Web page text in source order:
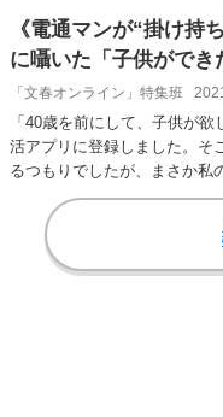
《電通マンが“掛け持
に囁いた「子供がで
「文春オンライン」特集班
「40歳を前にして、子供が
活アプリに登録しました。そ
るつもりでしたが、まさか私
て、経歴も年齢…